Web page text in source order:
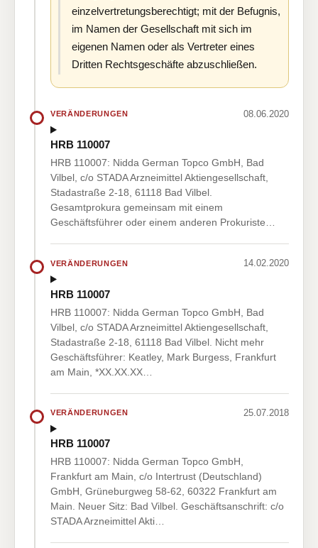
einzelvertretungsberechtigt; mit der Befugnis,
im Namen der Gesellschaft mit sich im
eigenen Namen oder als Vertreter eines
Dritten Rechtsgeschäfte abzuschließen.
VERÄNDERUNGEN 08.06.2020
HRB 110007
HRB 110007: Nidda German Topco GmbH, Bad
Vilbel, c/o STADA Arzneimittel Aktiengesellschaft,
Stadastraße 2-18, 61118 Bad Vilbel.
Gesamtprokura gemeinsam mit einem
Geschäftsführer oder einem anderen Prokuriste…
VERÄNDERUNGEN 14.02.2020
HRB 110007
HRB 110007: Nidda German Topco GmbH, Bad
Vilbel, c/o STADA Arzneimittel Aktiengesellschaft,
Stadastraße 2-18, 61118 Bad Vilbel. Nicht mehr
Geschäftsführer: Keatley, Mark Burgess, Frankfurt
am Main, *XX.XX.XX…
VERÄNDERUNGEN 25.07.2018
HRB 110007
HRB 110007: Nidda German Topco GmbH,
Frankfurt am Main, c/o Intertrust (Deutschland)
GmbH, Grüneburgweg 58-62, 60322 Frankfurt am
Main. Neuer Sitz: Bad Vilbel. Geschäftsanschrift: c/o
STADA Arzneimittel Akti…